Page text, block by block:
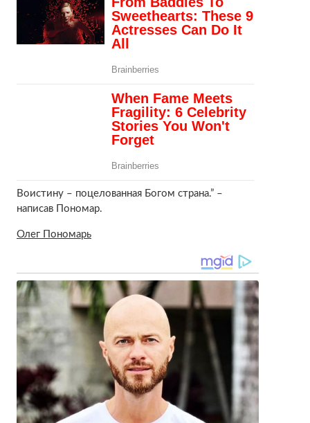
Воистину – поцелованная Богом страна.” –
написав Пономар.
Олег Пономарь